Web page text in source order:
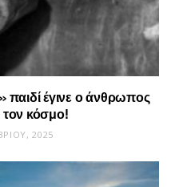
παιδί έγινε ο άνθρωπος
κόσμο!
2025